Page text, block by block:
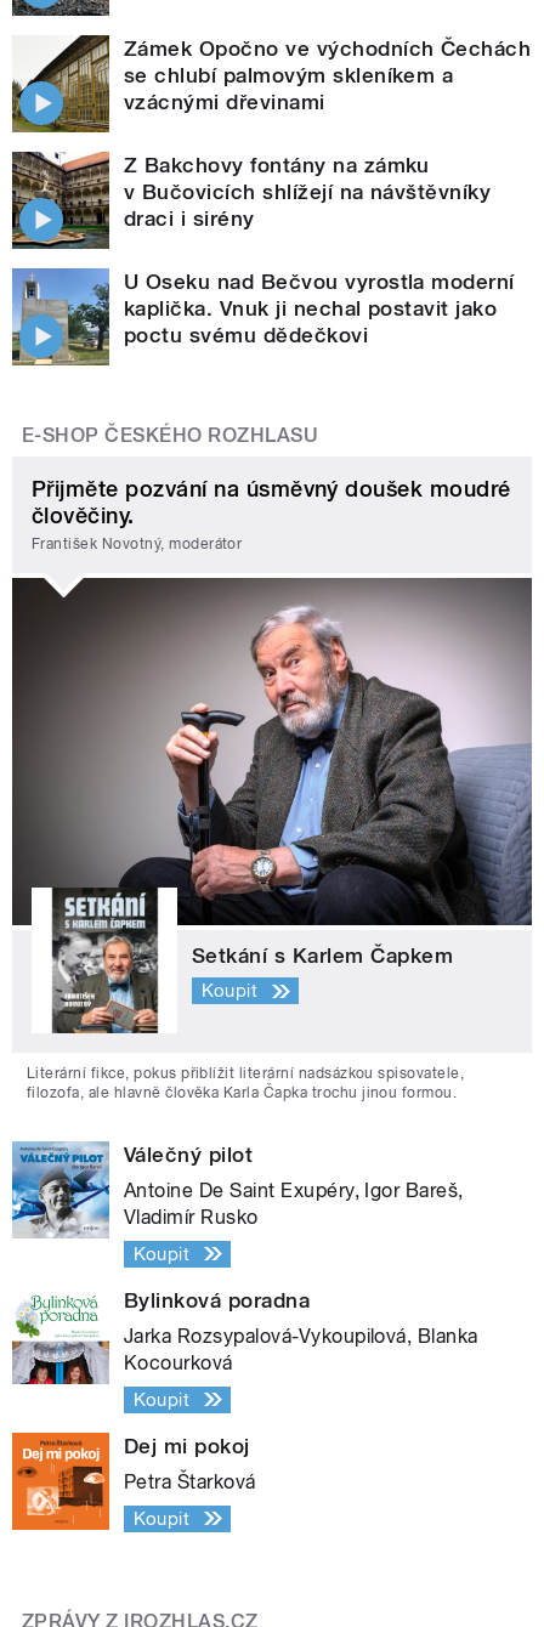
Zámek Opočno ve východních Čechách
se chlubí palmovým skleníkem a
vzácnými dřevinami
Z Bakchovy fontány na zámku
v Bučovicích shlížejí na návštěvníky
draci i sirény
U Oseku nad Bečvou vyrostla moderní
kaplička. Vnuk ji nechal postavit jako
poctu svému dědečkovi
E-SHOP ČESKÉHO ROZHLASU
Přijměte pozvání na úsměvný doušek moudré
člověčiny.
František Novotný, moderátor
Setkání s Karlem Čapkem
Koupit
Literární fikce, pokus přiblížit literární nadsázkou spisovatele,
filozofa, ale hlavně člověka Karla Čapka trochu jinou formou.
Válečný pilot
Antoine De Saint Exupéry, Igor Bareš,
Vladimír Rusko
Koupit
Bylinková poradna
Jarka Rozsypalová-Vykoupilová, Blanka
Kocourková
Koupit
Dej mi pokoj
Petra Štarková
Koupit
ZPRÁVY Z IROZHLAS.CZ